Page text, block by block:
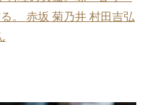
。 赤坂 菊乃井 村田吉弘